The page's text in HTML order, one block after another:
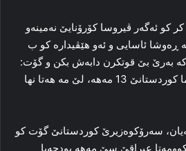
کو ئه‌گه‌ر ڤیروسا کۆرۆنایێ نەمینەو
ڕه‌وشا ئاسایی و ئه‌و هێڤیداره‌ کو ب
بەرێ بێ قوتکرن دابه‌ش بکن و گۆت:
“ته‌مه‌نێ کابنه‌یا نها یا هه‌رێما کوردستانێ 13 مه‌هه‌، لێ مه‌ هه‌تا نها
21% ژ مووچه‌یان، سه‌رۆکوه‌زیرێ کوردستانێ گۆت کو
عیراقێ سێ مه‌هه‌ بودچه‌یا